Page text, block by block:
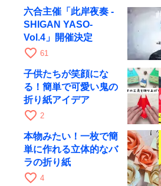
六合主催「此岸夜奏 -
SHIGAN YASO-
Vol.4」開催決定
favorite_border 61
子供たちが笑顔にな
る！簡単で可愛い鬼の
折り紙アイデア
favorite_border 2
本物みたい！一枚で簡
単に作れる立体的なバ
ラの折り紙
favorite_border 4